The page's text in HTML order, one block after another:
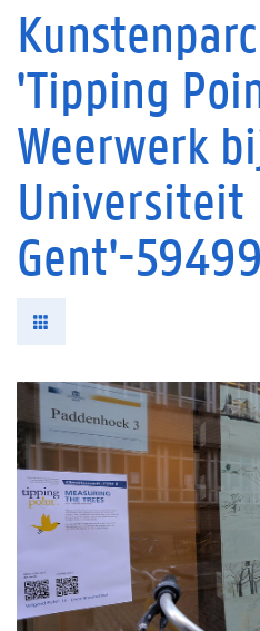
'Tipping
Weerwerk
Universiteit
Gent'-59499